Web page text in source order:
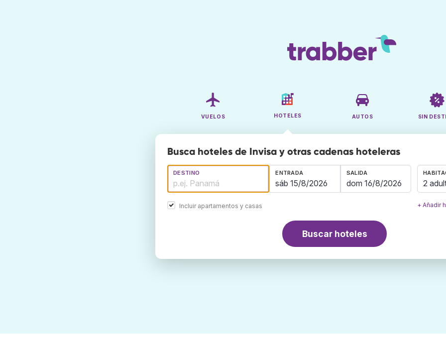
VUELOS HOTELES AUTOS SIN
Busca hoteles de Invisa y otras cadenas hoteleras
DESTINO
Incluir apartamentos y casas
ENTRADA SALIDA
2
+ Añadir
Buscar hoteles